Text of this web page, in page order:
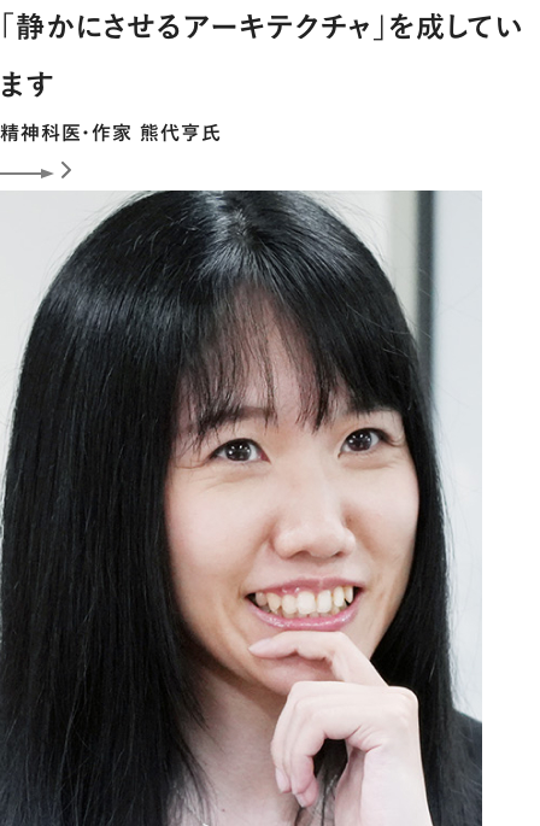
｢静かにさせるアーキテクチャ｣を成してい
ます
精神科医・作家 熊代亨氏